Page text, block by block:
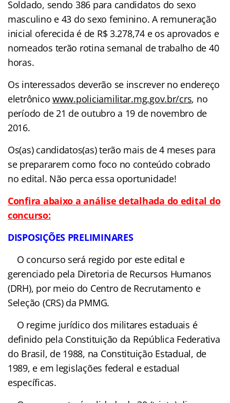
Soldado, sendo 386 para candidatos do sexo
masculino e 43 do sexo feminino. A remuneração
inicial oferecida é de R$ 3.278,74 e os aprovados e
nomeados terão rotina semanal de trabalho de 40
horas.
Os interessados deverão se inscrever no endereço
eletrônicowww.policiamilitar.mg.gov.br/crs, no
período de 21 de outubro a 19 de novembro de
2016.
Os(as) candidatos(as) terão mais de 4 meses para
se prepararem como foco no conteúdo cobrado
no edital. Não perca essa oportunidade!
Confira abaixo a análise detalhada do edital do
concurso:
DISPOSIÇÕES PRELIMINARES
O concurso será regido
por este edital e gerenciado pela Diretoria de
Recursos Humanos (DRH), por meio do Centro de
Recrutamento e Seleção (CRS) da PMMG.
O regime jurídico dos
militares estaduais é definido pela Constituição da
República Federativa do Brasil, de 1988, na
Constituição Estadual, de 1989, e em legislações
federal e estadual específicas.